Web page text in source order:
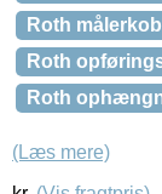
Roth
Roth
Roth
(Læs mere)